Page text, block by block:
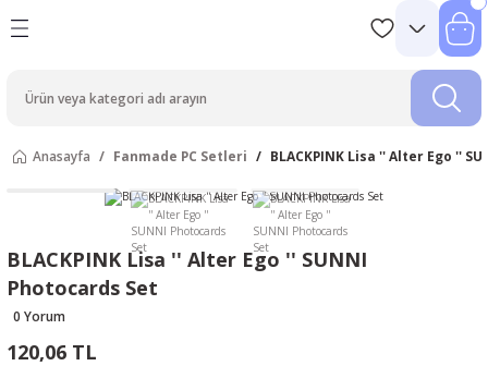
Anasayfa Fanmade PC Setleri BLACKPINK Lisa '' Alter Ego ''
BLACKPINK Lisa '' Alter Ego '' SUNNI
Photocards Set
0 Yorum
120,06 TL